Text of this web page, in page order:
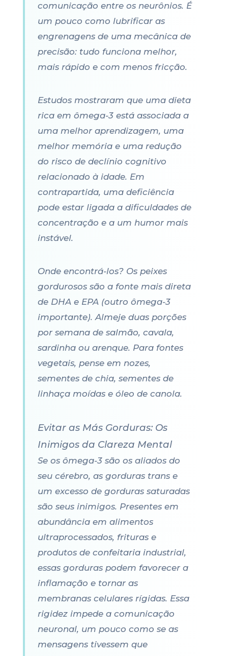
comunicação entre os neurônios. É
um pouco como lubrificar as
engrenagens de uma mecânica de
precisão: tudo funciona melhor,
mais rápido e com menos fricção.
Estudos mostraram que uma dieta
rica em ômega-3 está associada a
uma melhor aprendizagem, uma
melhor memória e uma redução
do risco de declínio cognitivo
relacionado à idade. Em
contrapartida, uma deficiência
pode estar ligada a dificuldades de
concentração e a um humor mais
instável.
Onde encontrá-los? Os peixes
gordurosos são a fonte mais direta
de DHA e EPA (outro ômega-3
importante). Almeje duas porções
por semana de salmão, cavala,
sardinha ou arenque. Para fontes
vegetais, pense em nozes,
sementes de chia, sementes de
linhaça moídas e óleo de canola.
Evitar as Más Gorduras: Os
Inimigos da Clareza Mental
Se os ômega-3 são os aliados do
seu cérebro, as gorduras trans e
um excesso de gorduras saturadas
são seus inimigos. Presentes em
abundância em alimentos
ultraprocessados, frituras e
produtos de confeitaria industrial,
essas gorduras podem favorecer a
inflamação e tornar as
membranas celulares rígidas. Essa
rigidez impede a comunicação
neuronal, um pouco como se as
mensagens tivessem que